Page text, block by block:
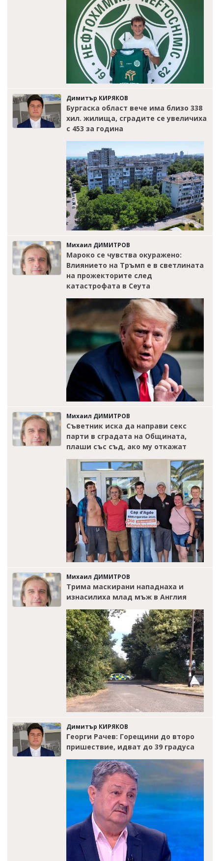
Димитър КИРЯКОВ
Бургаска област вече има близо 338
хил. жилища, сградите се увеличиха
с 453 за година
Михаил ДИМИТРОВ
Мароко се чувства окуражено:
Влиянието на Тръмп е в светлината
на прожекторите след
катастрофата в Сеута
Михаил ДИМИТРОВ
Съветник иска да направи секс
парти в сградата на Общината,
плаши със съд, ако му откажат
Михаил ДИМИТРОВ
Трима маскирани нападнаха и
изнасилиха млад мъж в Англия
Димитър КИРЯКОВ
Георги Рачев: Горещини до второ
пришествие, идват до 39 градуса